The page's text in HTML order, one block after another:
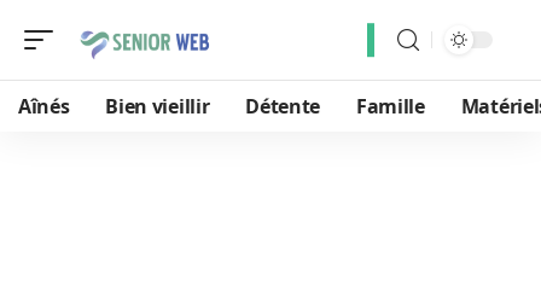
Aînés Bien vieillir Détente Famille